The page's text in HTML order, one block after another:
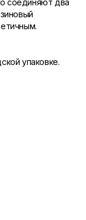
соединяют два
упаковке.